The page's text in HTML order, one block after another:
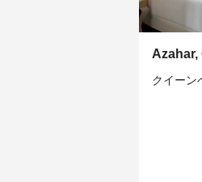
Azahar,
クイーン